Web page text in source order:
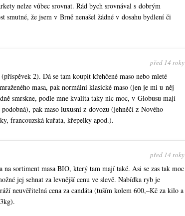
nelze vůbec srovnat. Rád bych srovnával s dobrým
smutné, že jsem v Brně nenašel žádné v dosahu bydlení či
před 14 roky
2). Dá se tam koupit křehčené maso nebo mleté
masa, pak normální klasické maso (jen je mi u něj
smrskne, podle mne kvalita taky nic moc, v Globusu mají
pak maso luxusní z dovozu (jehněčí z Nového
francouzská kuřata, křepelky apod.).
před 14 roky
na sortiment masa BIO, který tam mají také. Asi se zas tak moc
jej sehnat za levnější cenu ve slevě. Nabídka ryb je
neuvěřitelná cena za candáta (tuším kolem 600,–Kč za kilo a